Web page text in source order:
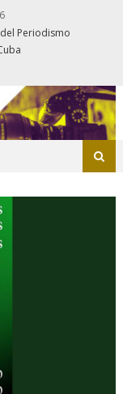
Periodismo